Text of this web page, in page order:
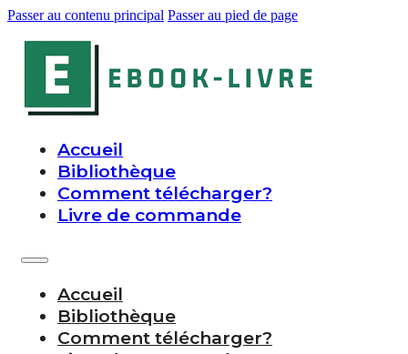
Passer au contenu principal Passer au pied de page
Accueil
Bibliothèque
Comment télécharger?
Livre de commande
Accueil
Bibliothèque
Comment télécharger?